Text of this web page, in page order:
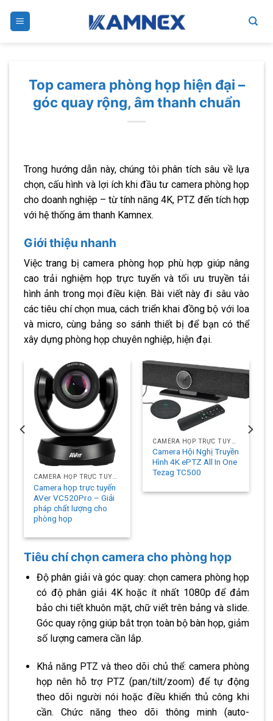
Top camera phòng họp hiện đại –
góc quay rộng, âm thanh chuẩn
Trong hướng dẫn này, chúng tôi phân tích sâu về lựa
chọn, cấu hình và lợi ích khi đầu tư camera phòng họp
cho doanh nghiệp – từ tính năng 4K, PTZ đến tích hợp
với hệ thống âm thanh Kamnex.
Giới thiệu nhanh
Việc trang bị camera phòng họp phù hợp giúp nâng
cao trải nghiệm họp trực tuyến và tối ưu truyền tải
hình ảnh trong mọi điều kiện. Bài viết này đi sâu vào
các tiêu chí chọn mua, cách triển khai đồng bộ với loa
và micro, cùng bảng so sánh thiết bị để bạn có thể
xây dựng phòng họp chuyên nghiệp, hiện đại.
Camera họp trực tuyến
AVer VC520Pro – Giải
pháp chất lượng cho
phòng họp
Camera Hội Nghị Truyền
Hình 4K ePTZ All In One
Tezag TC500
Tiêu chí chọn camera cho phòng họp
Độ phân giải và góc quay: chọn camera phòng họp
có độ phân giải 4K hoặc ít nhất 1080p để đảm
bảo chi tiết khuôn mặt, chữ viết trên bảng và slide.
Góc quay rộng giúp bắt trọn toàn bộ bàn họp, giảm
số lượng camera cần lắp.
Khả năng PTZ và theo dõi chủ thể: camera phòng
họp nên hỗ trợ PTZ (pan/tilt/zoom) để tự động
theo dõi người nói hoặc điều khiển thủ công khi
cần. Chức năng theo dõi thông minh (auto-